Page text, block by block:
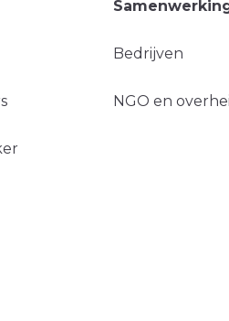
Bedrijven
NGO en